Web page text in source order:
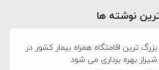
نوشته ها
بزرگ ترین اقامتگاه همراه بیمار کشور در
شیراز بهره برداری می شود